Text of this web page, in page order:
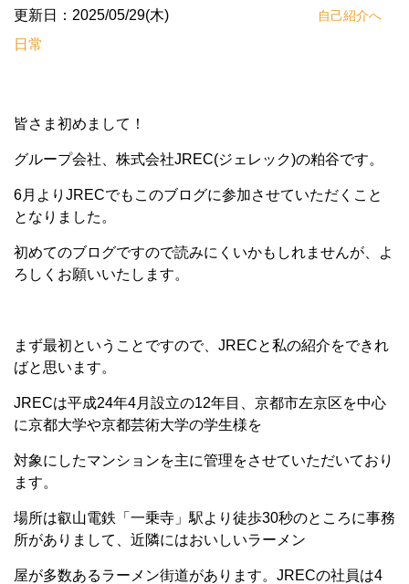
自己紹介へ
更新日：2025/05/29(木)
日常
皆さま初めまして！
グループ会社、株式会社JREC(ジェレック)の粕谷です。
6月よりJRECでもこのブログに参加させていただくこと
となりました。
初めてのブログですので読みにくいかもしれませんが、よ
ろしくお願いいたします。
まず最初ということですので、JRECと私の紹介をできれ
ばと思います。
JRECは平成24年4月設立の12年目、京都市左京区を中心
に京都大学や京都芸術大学の学生様を
対象にしたマンションを主に管理をさせていただいており
ます。
場所は叡山電鉄「一乗寺」駅より徒歩30秒のところに事務
所がありまして、近隣にはおいしいラーメン
屋が多数あるラーメン街道があります。JRECの社員は4